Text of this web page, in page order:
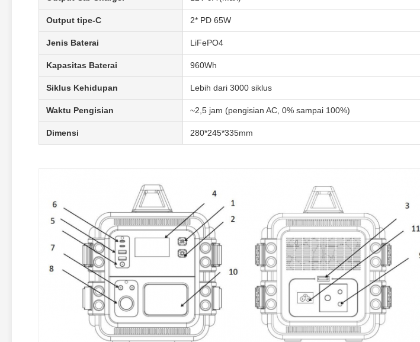
Output tipe-C 2* PD 65W
Jenis Baterai LiFePO4
Kapasitas Baterai 960Wh
Siklus Kehidupan Lebih dari 3000 siklus
Waktu Pengisian ~2,5 jam (pengisian AC, 0% sampai 100%)
Dimensi 280*245*335mm